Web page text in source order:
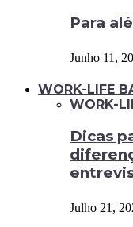
Para
Junho 11,
WORK-LIFE
WORK-
Dicas
Julho 21,